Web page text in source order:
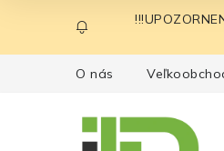
obsah
O nás